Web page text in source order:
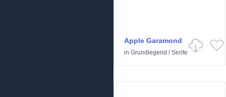
Apple Garamond
in Grundlegend /Serife